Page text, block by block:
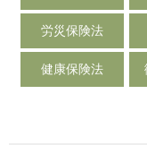
労災保険法
健康保険法